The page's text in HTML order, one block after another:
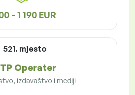
- 1 190 EUR
521. mjesto
Operater
izdavaštvo i mediji